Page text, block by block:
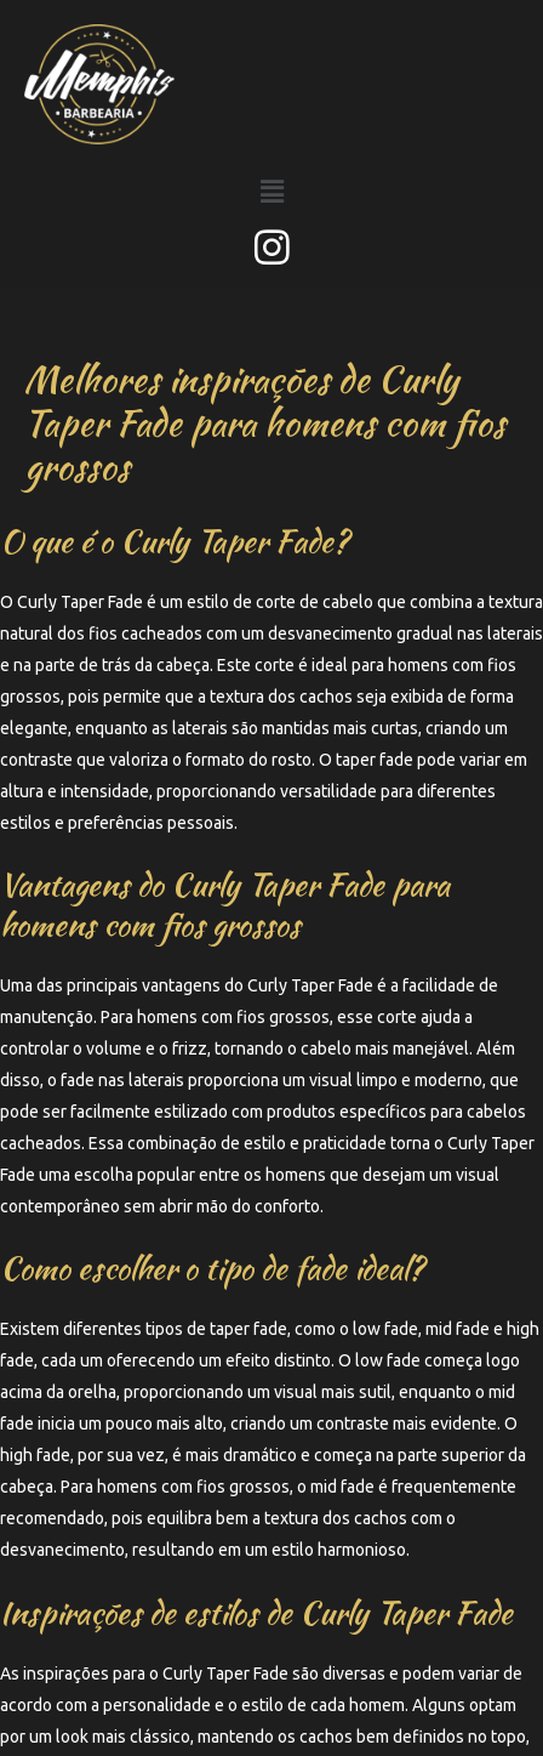
Melhores inspirações de Curly
Taper Fade para homens com fios
grossos
O que é o Curly Taper Fade?
O Curly Taper Fade é um estilo de corte de cabelo que combina a textura
natural dos fios cacheados com um desvanecimento gradual nas laterais
e na parte de trás da cabeça. Este corte é ideal para homens com fios
grossos, pois permite que a textura dos cachos seja exibida de forma
elegante, enquanto as laterais são mantidas mais curtas, criando um
contraste que valoriza o formato do rosto. O taper fade pode variar em
altura e intensidade, proporcionando versatilidade para diferentes
estilos e preferências pessoais.
Vantagens do Curly Taper Fade para
homens com fios grossos
Uma das principais vantagens do Curly Taper Fade é a facilidade de
manutenção. Para homens com fios grossos, esse corte ajuda a
controlar o volume e o frizz, tornando o cabelo mais manejável. Além
disso, o fade nas laterais proporciona um visual limpo e moderno, que
pode ser facilmente estilizado com produtos específicos para cabelos
cacheados. Essa combinação de estilo e praticidade torna o Curly Taper
Fade uma escolha popular entre os homens que desejam um visual
contemporâneo sem abrir mão do conforto.
Como escolher o tipo de fade ideal?
Existem diferentes tipos de taper fade, como o low fade, mid fade e high
fade, cada um oferecendo um efeito distinto. O low fade começa logo
acima da orelha, proporcionando um visual mais sutil, enquanto o mid
fade inicia um pouco mais alto, criando um contraste mais evidente. O
high fade, por sua vez, é mais dramático e começa na parte superior da
cabeça. Para homens com fios grossos, o mid fade é frequentemente
recomendado, pois equilibra bem a textura dos cachos com o
desvanecimento, resultando em um estilo harmonioso.
Inspirações de estilos de Curly Taper Fade
As inspirações para o Curly Taper Fade são diversas e podem variar de
acordo com a personalidade e o estilo de cada homem. Alguns optam
por um look mais clássico, mantendo os cachos bem definidos no topo,